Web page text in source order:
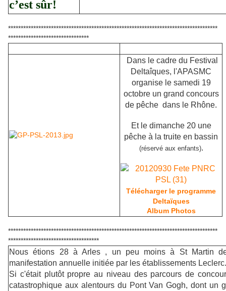
c’est sûr!
***********************************************************************************
********************************
Dans le cadre du Festival
Deltaîques, l'APASMC
organise le samedi 19
octobre un grand concours
de pêche dans le Rhône.
Et le dimanche 20 une
pêche à la truite en bassin
(réservé aux enfants).
Télécharger le programme
Deltaïques
Album Photos
***********************************************************************************
************************************
Nous étions 28 à Arles , un peu moins à St Martin
manifestation annuelle initiée par les établissements Leclerc.
Si c'était plutôt propre au niveau des parcours de
catastrophique aux alentours du Pont Van Gogh, dont un